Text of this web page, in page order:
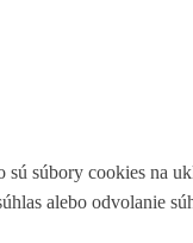
súbory cookies na
alebo odvolanie